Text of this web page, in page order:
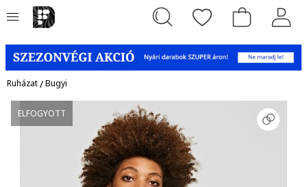
Ruházat/Bugyi
ELFOGYOTT